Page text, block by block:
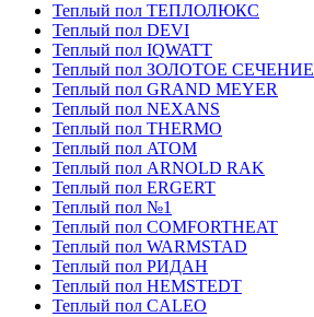
Теплый пол ТЕПЛОЛЮКС
Теплый пол DEVI
Теплый пол IQWATT
Теплый пол ЗОЛОТОЕ СЕЧЕНИЕ
Теплый пол GRAND MEYER
Теплый пол NEXANS
Теплый пол THERMO
Теплый пол ATOM
Теплый пол ARNOLD RAK
Теплый пол ERGERT
Теплый пол №1
Теплый пол COMFORTHEAT
Теплый пол WARMSTAD
Теплый пол РИДАН
Теплый пол HEMSTEDT
Теплый пол CALEO